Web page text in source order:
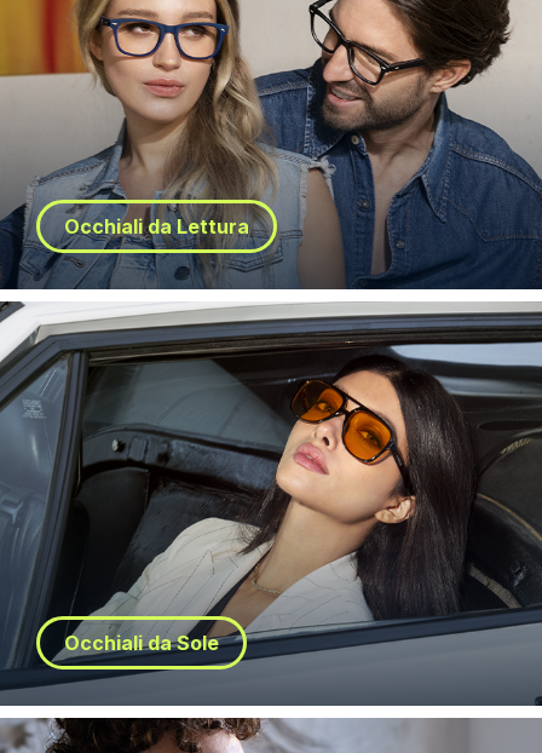
Occhiali da Lettura
Occhiali da Sole